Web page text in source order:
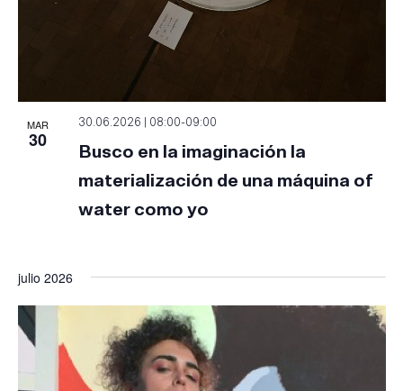
MAR
30
30.06.2026 | 08:00-09:00
Busco en la imaginación la
materialización de una máquina of
water como yo
julio 2026